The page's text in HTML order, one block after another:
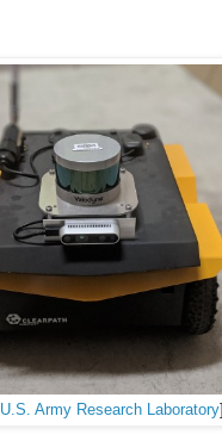
U.S. Army Research Laboratory]